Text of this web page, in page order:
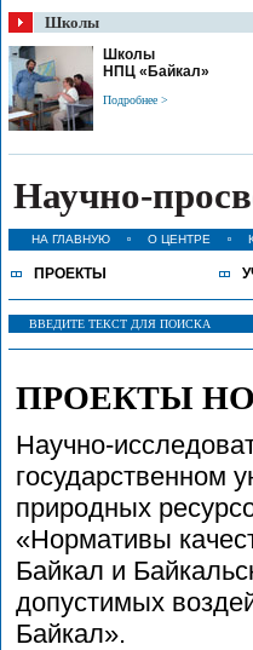
Школы
Школы
НПЦ «Байкал»
Подробнее >
Научно-
НА ГЛАВНУЮ О ЦЕНТРЕ
ПРОЕКТЫ
ПРОЕКТЫ
Научно-
государственном
природных
«Нормативы
Байкал и
допустимых
Байкал».